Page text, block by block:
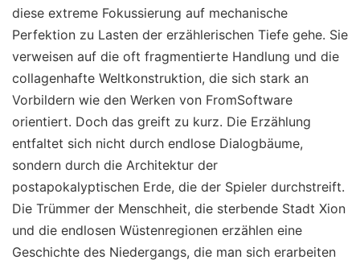
diese extreme Fokussierung auf mechanische
Perfektion zu Lasten der erzählerischen Tiefe gehe. Sie
verweisen auf die oft fragmentierte Handlung und die
collagenhafte Weltkonstruktion, die sich stark an
Vorbildern wie den Werken von FromSoftware
orientiert. Doch das greift zu kurz. Die Erzählung
entfaltet sich nicht durch endlose Dialogbäume,
sondern durch die Architektur der
postapokalyptischen Erde, die der Spieler durchstreift.
Die Trümmer der Menschheit, die sterbende Stadt Xion
und die endlosen Wüstenregionen erzählen eine
Geschichte des Niedergangs, die man sich erarbeiten